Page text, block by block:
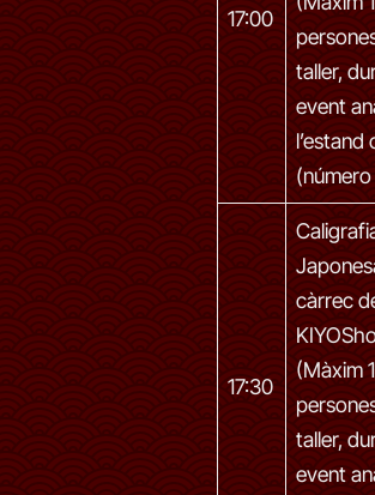
17:00
taller,
event
l’estand
(número
17:30
càrrec
(Màxim
taller,
event